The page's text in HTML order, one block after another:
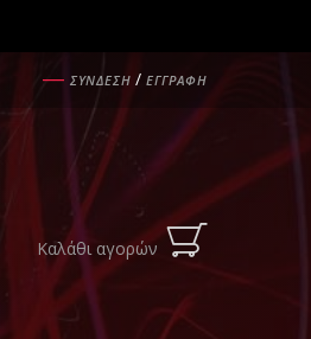
― ΣΥΝΔΕΣΗ /ΕΓΓΡΑΦΗ
Καλάθι αγορών